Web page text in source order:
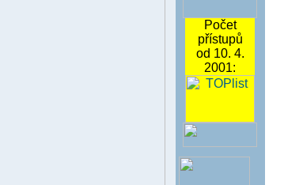
Počet
přístupů
od 10. 4.
2001: